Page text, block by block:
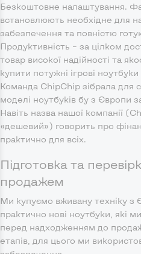
Безкоштовне налаштування.
встановлюють необхідне для
забезпечення та повністю
Продуктивність – за цілком
товар високої надійності та
купити потужні ігрові
Команда ChipChip зібрала для
моделі ноутбуків бу з Європи
Навіть назва нашої компанії
«дешевий») говорить про
практично для всіх.
Підготовка та
продажем
Ми купуємо вживану техніку
практично нові ноутбуки, які
перед надходженням до
етапів, для цього ми